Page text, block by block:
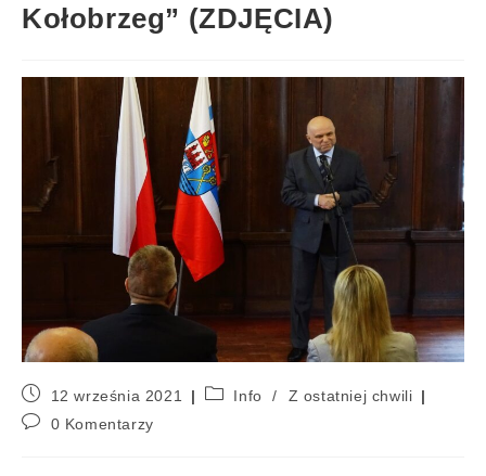
Kołobrzeg” (ZDJĘCIA)
12 września 2021 Info /
Z ostatniej chwili
0 Komentarzy